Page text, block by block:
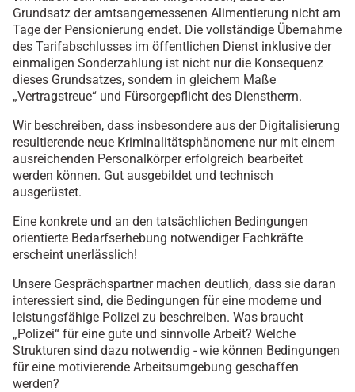
Grundsatz der amtsangemessenen Alimentierung nicht am
Tage der Pensionierung endet. Die vollständige Übernahme
des Tarifabschlusses im öffentlichen Dienst inklusive der
einmaligen Sonderzahlung ist nicht nur die Konsequenz
dieses Grundsatzes, sondern in gleichem Maße
„Vertragstreue“ und Fürsorgepflicht des Dienstherrn.
Wir beschreiben, dass insbesondere aus der Digitalisierung
resultierende neue Kriminalitätsphänomene nur mit einem
ausreichenden Personalkörper erfolgreich bearbeitet
werden können. Gut ausgebildet und technisch
ausgerüstet.
Eine konkrete und an den tatsächlichen Bedingungen
orientierte Bedarfserhebung notwendiger Fachkräfte
erscheint unerlässlich!
Unsere Gesprächspartner machen deutlich, dass sie daran
interessiert sind, die Bedingungen für eine moderne und
leistungsfähige Polizei zu beschreiben. Was braucht
„Polizei“ für eine gute und sinnvolle Arbeit? Welche
Strukturen sind dazu notwendig - wie können Bedingungen
für eine motivierende Arbeitsumgebung geschaffen
werden?